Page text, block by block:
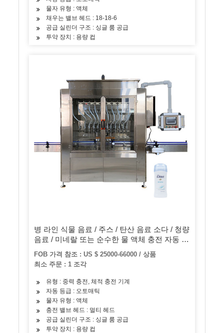
물자 유형 : 액체
채우는 밸브 헤드 : 18-18-6
공급 실린더 구조 : 싱글 룸 공급
투약 장치 : 용량 컵
병 라인 식물 음료 / 주스 / 탄산 음료 소다 / 청량
음료 / 미네랄 또는 순수한 물 액체 충전 자동 보
틀링 기계
FOB 가격 참조 : US $ 25000-66000 / 상품
최소 주문 : 1 조각
유형 : 중력 충전, 체적 충전 기계
자동 등급 : 오토매틱
물자 유형 : 액체
충전 밸브 헤드 : 멀티 헤드
공급 실린더 구조 : 싱글 룸 공급
투약 장치 : 용량 컵